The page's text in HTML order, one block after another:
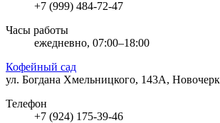
+7 (999) 484-72-47
Часы работы
ежедневно, 07:00–18:00
Кофейный сад
ул. Богдана Хмельницкого, 143А,
Телефон
+7 (924) 175-39-46